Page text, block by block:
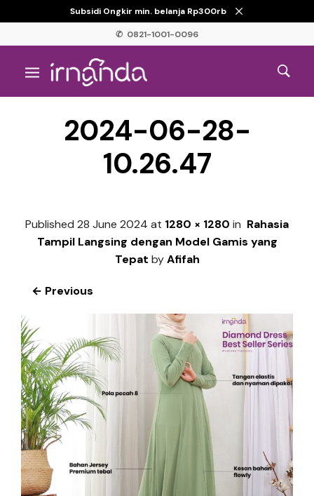
Subsidi Ongkir min. belanja Rp300rb
✆ 0821-1001-0096
2024-06-28-
10.26.47
Published 28 June 2024 at 1280 × 1280 in Rahasia
Tampil Langsing dengan Model Gamis yang
Tepat byAfifah
← Previous